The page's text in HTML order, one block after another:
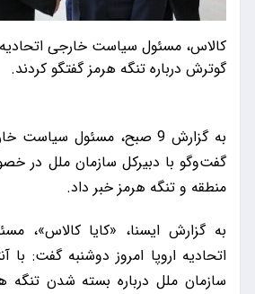
کالاس، مسئول سیاست خارجی اتحادیه
گوترش درباره تنگه هرمز گفتگو کردند.
به گزارش 9 صبح، مسئول سیاست
گفت‌و‌گو با دبیرکل سازمان ملل در
منطقه و تنگه هرمز خبر داد.
به گزارش ایسنا، «کایا کالاس»،
اتحادیه اروپا امروز دوشنبه گفت: با
سازمان ملل درباره بسته شدن تنگه